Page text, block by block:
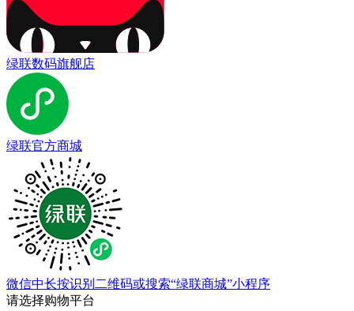
绿联数码旗舰店
绿联官方商城
微信中长按识别二维码或搜索“绿联商城”小程序
请选择购物平台